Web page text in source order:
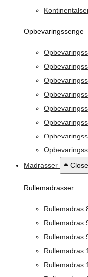
Opbevaringssenge
Madrasser
Rullemadrasser
Rullemadras
Rullemadras
Rullemadras
Rullemadras
Rullemadras